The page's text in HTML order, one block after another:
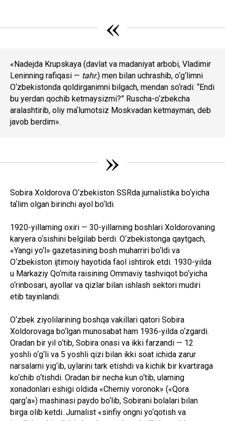
«
«Nadejda Krupskaya (davlat va madaniyat arbobi, Vladimir
Leninning rafiqasi — tahr.) men bilan uchrashib, o‘g‘limni
O‘zbekistonda qoldirganimni bilgach, mendan so‘radi: “Endi
bu yerdan qochib ketmaysizmi?” Ruscha-o‘zbekcha
aralashtirib, oliy maʼlumotsiz Moskvadan ketmayman, deb
javob berdim».
»
Sobira Xoldorova O‘zbekiston SSRda jurnalistika bo‘yicha
taʼlim olgan birinchi ayol bo‘ldi.
1920-yillarning oxiri — 30-yillarning boshlari Xoldorovaning
karyera o‘sishini belgilab berdi. O‘zbekistonga qaytgach,
«Yangi yo‘l» gazetasining bosh muharriri bo‘ldi va
O‘zbekiston ijtimoiy hayotida faol ishtirok etdi. 1930-yilda
u Markaziy Qo‘mita raisining Ommaviy tashviqot bo‘yicha
o‘rinbosari, ayollar va qizlar bilan ishlash sektori mudiri
etib tayinlandi.
O‘zbek ziyolilarining boshqa vakillari qatori Sobira
Xoldorovaga bo‘lgan munosabat ham 1936-yilda o‘zgardi.
Oradan bir yil o‘tib, Sobira onasi va ikki farzandi — 12
yoshli o‘g‘li va 5 yoshli qizi bilan ikki soat ichida zarur
narsalarni yig‘ib, uylarini tark etishdi va kichik bir kvartiraga
ko‘chib o‘tishdi. Oradan bir necha kun o‘tib, ularning
xonadonlari eshigi oldida «Cherniy voronok» («Qora
qarg‘a») mashinasi paydo bo‘lib, Sobirani bolalari bilan
birga olib ketdi. Jurnalist «sinfiy ongni yo‘qotish va